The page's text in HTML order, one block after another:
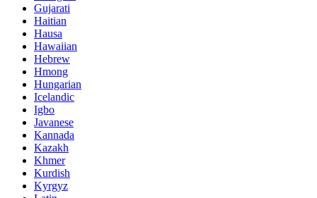
Gujarati
Haitian
Hausa
Hawaiian
Hebrew
Hmong
Hungarian
Icelandic
Igbo
Javanese
Kannada
Kazakh
Khmer
Kurdish
Kyrgyz